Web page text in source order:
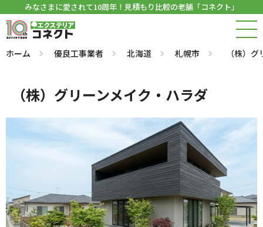
みなさまに愛されて10周年！見積もり比較の老舗「コネクト」
ホーム 優良工事業者 北海道 札幌市 （株）
（株）グリーンメイク・ハラダ